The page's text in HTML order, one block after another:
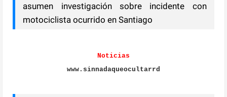
asumen investigación sobre incidente con
motociclista ocurrido en Santiago
Noticias
www.sinnadaqueocultarrd